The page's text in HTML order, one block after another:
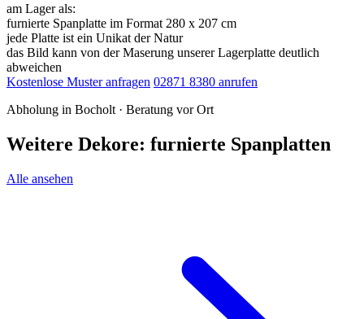
am Lager als:
furnierte Spanplatte im Format 280 x 207 cm
jede Platte ist ein Unikat der Natur
das Bild kann von der Maserung unserer Lagerplatte deutlich
abweichen
Kostenlose Muster anfragen 02871 8380 anrufen
Abholung in Bocholt · Beratung vor Ort
Weitere Dekore: furnierte Spanplatten
Alle ansehen